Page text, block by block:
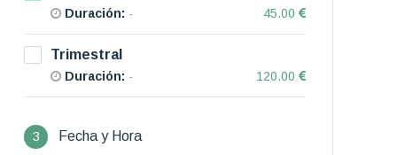
Duración: - 45.00
Trimestral
Duración: - 120.00
3 Fecha y Hora